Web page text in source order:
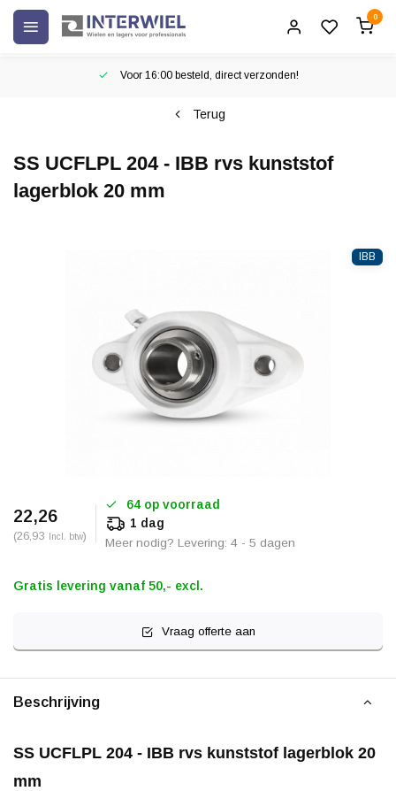
0
Voor 16:00 besteld, direct verzonden!
Terug
SS UCFLPL 204 - IBB rvs kunststof
lagerblok 20 mm
IBB
22,26
(26,93 Incl. btw)
64 op voorraad
1 dag
Meer nodig? Levering: 4 - 5 dagen
Gratis levering vanaf 50,- excl.
Vraag offerte aan
Beschrijving
SS UCFLPL 204 - IBB rvs kunststof lagerblok 20
mm